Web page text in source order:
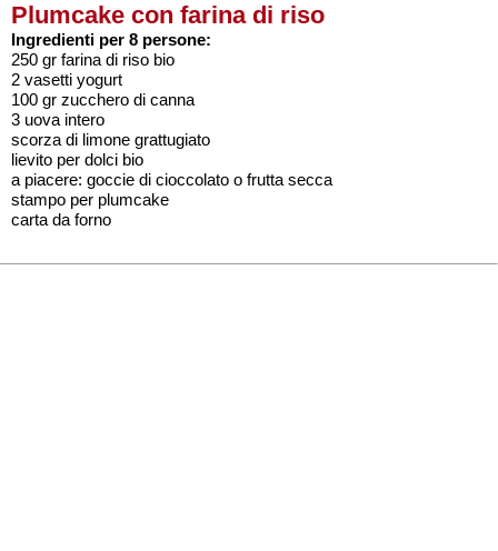
Plumcake con farina di riso
Ingredienti per 8 persone:
250 gr farina di riso bio
2 vasetti yogurt
100 gr zucchero di canna
3 uova intero
scorza di limone grattugiato
lievito per dolci bio
a piacere: goccie di cioccolato o frutta secca
stampo per plumcake
carta da forno